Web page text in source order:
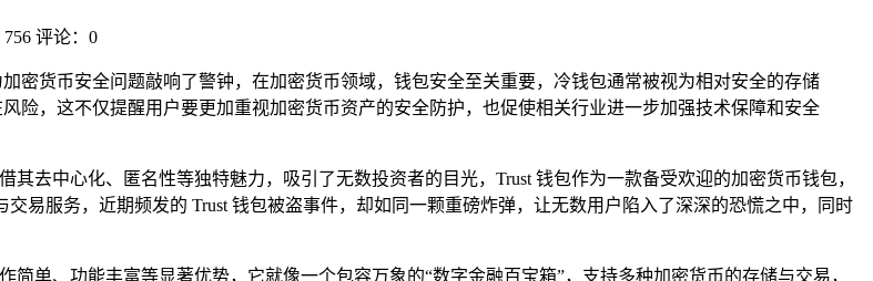
评论：0
密货币安全问题敲响了警钟，在加密货币领域，钱包安全至关重要，冷钱包通常被视为相对安全的存储
险，这不仅提醒用户要更加重视加密货币资产的安全防护，也促使相关行业进一步加强技术保障和安全
去中心化、匿名性等独特魅力，吸引了无数投资者的目光，Trust 钱包作为一款备受欢迎的加密货币钱包，
易服务，近期频发的 Trust 钱包被盗事件，却如同一颗重磅炸弹，让无数用户陷入了深深的恐慌之中，同时
单、功能丰富等显著优势，它就像一个包容万象的“数字金融百宝箱”，支持多种加密货币的存储与交易，